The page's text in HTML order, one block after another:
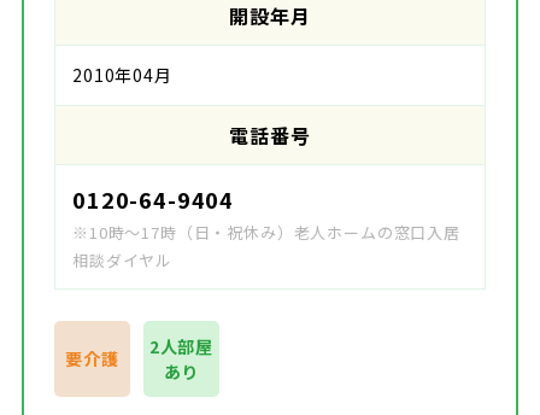
開設年月
2010年04月
電話番号
0120-64-9404
※10時～17時（日・祝休み）老人ホームの窓口入居
相談ダイヤル
要介護
2人部屋
あり